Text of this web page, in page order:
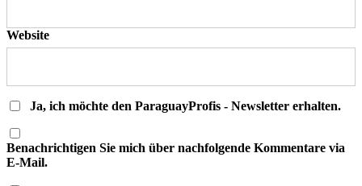
Website
Ja, ich möchte den ParaguayProfis - Newsletter erhalten.
Benachrichtigen Sie mich über nachfolgende Kommentare via
E-Mail.